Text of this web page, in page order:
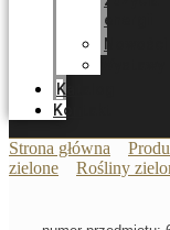
energii
Nowości
Katalog
Kontakt
Strona główna
zielone
Rośliny